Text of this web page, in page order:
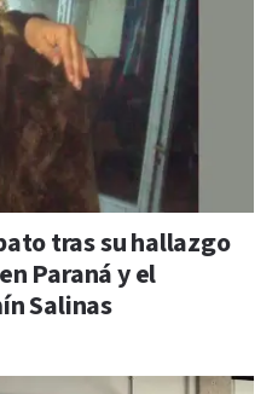
tras su hallazgo
Paraná y el
Salinas